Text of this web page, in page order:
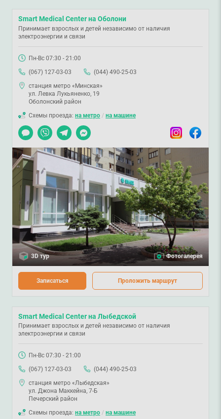
Smart Medical Center на Оболони
Принимает взрослых и детей независимо от наличия
электроэнергии и связи
Пн-Вс 07:30 - 21:00
(067) 127-03-03
(044) 490-25-03
станция метро «Минская»
ул. Левка Лукьяненко, 19
Оболонский район
Схемы проезда: на метро / на машине
Чат
Viber TelegramMessenger InstagramFacebook
3D тур Фотогалерея
Записаться Проложить маршрут
Smart Medical Center на Лыбедской
Принимает взрослых и детей независимо от наличия
электроэнергии и связи
Пн-Вс 07:30 - 21:00
(067) 127-03-03
(044) 490-25-03
станция метро «Лыбедская»
ул. Джона Маккейна, 7-Б
Печерский район
Схемы проезда: на метро / на машине